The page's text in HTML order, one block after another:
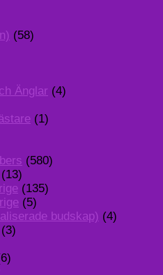
(58)
Änglar (4)
(1)
(580)
(13)
(135)
(5)
budskap) (4)
(3)